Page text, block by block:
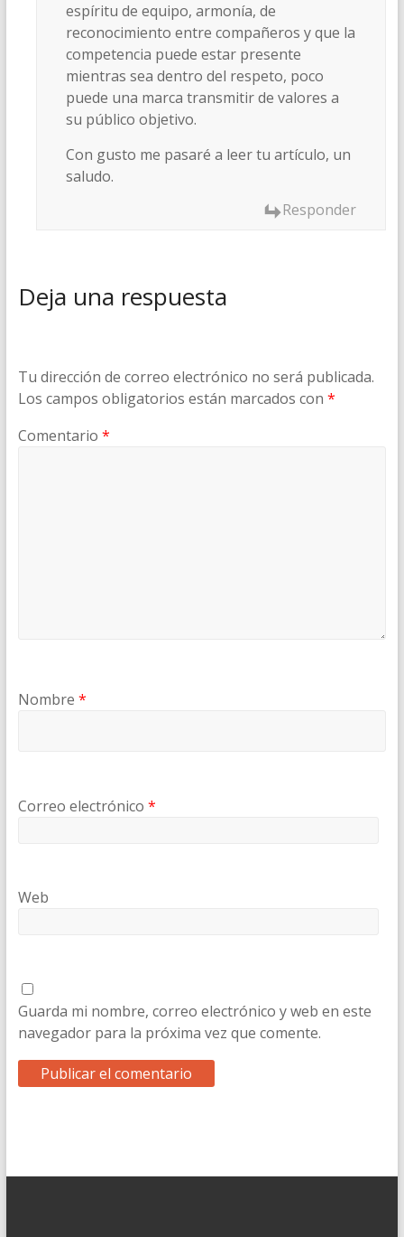
espíritu de equipo, armonía, de
reconocimiento entre compañeros y que la
competencia puede estar presente
mientras sea dentro del respeto, poco
puede una marca transmitir de valores a
su público objetivo.
Con gusto me pasaré a leer tu artículo, un
saludo.
Responder
Deja una respuesta
Tu dirección de correo electrónico no será publicada.
Los campos obligatorios están marcados con *
Comentario *
Nombre *
Correo electrónico *
Web
Guarda mi nombre, correo electrónico y web en este
navegador para la próxima vez que comente.